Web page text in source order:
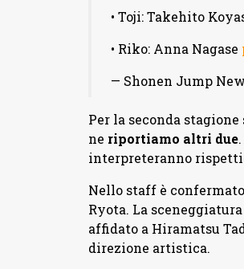
• Toji: Takehito
• Riko: Anna Nagase
— Shonen Jump
Per la seconda stagione
ne riportiamo altri due
interpreteranno
Nello staff è
Ryota. La
affidato a Hiramatsu
direzione artistica.